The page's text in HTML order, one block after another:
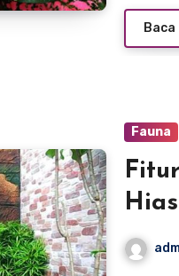
Fauna
Hias